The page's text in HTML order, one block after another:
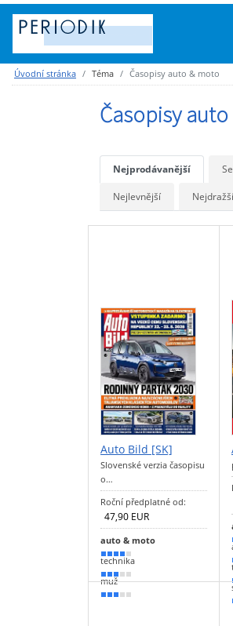
Úvodní stránka Téma Časopisy auto & moto
Časopisy
Nejprodávanější
Nejlevnější Nejdražší
Auto Bild [SK]
Slovenské verzia časopisu
o…
Roční předplatné od:
47,90 EUR
auto & moto
80 %
technika
50 %
muž
50 %